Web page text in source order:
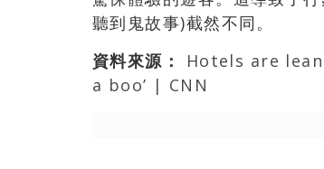
聽到鬼故事)截然不同。
資料來源：
Hotels are
a boo’ | CNN